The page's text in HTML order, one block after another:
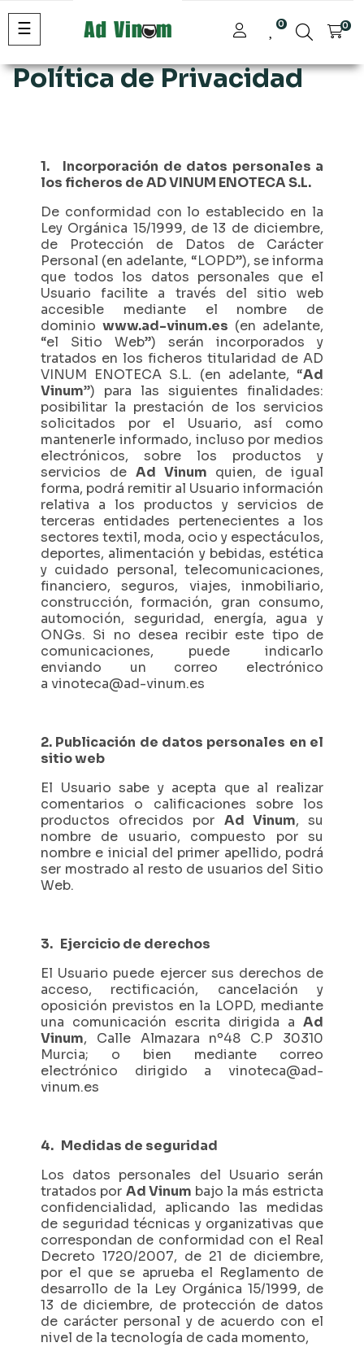
Navegación
de
palanca
☰ 0 0
Política de Privacidad
1. Incorporación de datos personales a
los ficheros de AD VINUM ENOTECA S.L.
De conformidad con lo establecido en la
Ley Orgánica 15/1999, de 13 de diciembre,
de Protección de Datos de Carácter
Personal (en adelante, “LOPD”), se informa
que todos los datos personales que el
Usuario facilite a través del sitio web
accesible mediante el nombre de
dominio www.ad-vinum.es (en adelante,
“el Sitio Web”) serán incorporados y
tratados en los ficheros titularidad de AD
VINUM ENOTECA S.L. (en adelante, “Ad
Vinum”) para las siguientes finalidades:
posibilitar la prestación de los servicios
solicitados por el Usuario, así como
mantenerle informado, incluso por medios
electrónicos, sobre los productos y
servicios de Ad Vinum quien, de igual
forma, podrá remitir al Usuario información
relativa a los productos y servicios de
terceras entidades pertenecientes a los
sectores textil, moda, ocio y espectáculos,
deportes, alimentación y bebidas, estética
y cuidado personal, telecomunicaciones,
financiero, seguros, viajes, inmobiliario,
construcción, formación, gran consumo,
automoción, seguridad, energía, agua y
ONGs. Si no desea recibir este tipo de
comunicaciones, puede indicarlo
enviando un correo electrónico
a vinoteca@ad-vinum.es
2. Publicación de datos personales en el
sitio web
El Usuario sabe y acepta que al realizar
comentarios o calificaciones sobre los
productos ofrecidos por Ad Vinum, su
nombre de usuario, compuesto por su
nombre e inicial del primer apellido, podrá
ser mostrado al resto de usuarios del Sitio
Web.
3. Ejercicio de derechos
El Usuario puede ejercer sus derechos de
acceso, rectificación, cancelación y
oposición previstos en la LOPD, mediante
una comunicación escrita dirigida a Ad
Vinum, Calle Almazara nº48 C.P 30310
Murcia; o bien mediante correo
electrónico dirigido a vinoteca@ad-
vinum.es
4. Medidas de seguridad
Los datos personales del Usuario serán
tratados por Ad Vinum bajo la más estricta
confidencialidad, aplicando las medidas
de seguridad técnicas y organizativas que
correspondan de conformidad con el Real
Decreto 1720/2007, de 21 de diciembre,
por el que se aprueba el Reglamento de
desarrollo de la Ley Orgánica 15/1999, de
13 de diciembre, de protección de datos
de carácter personal y de acuerdo con el
nivel de la tecnología de cada momento,